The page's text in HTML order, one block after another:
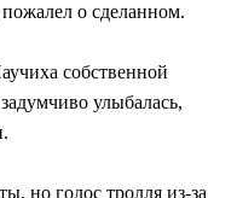
пожалел о сделанном.
собственной
улыбалась,
но голос тролля из-за